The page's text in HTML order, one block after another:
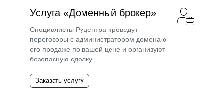
Услуга «Доменный брокер»
Специалисты Руцентра проведут
переговоры с администратором домена о
его продаже по вашей цене и организуют
безопасную сделку.
Заказать услугу